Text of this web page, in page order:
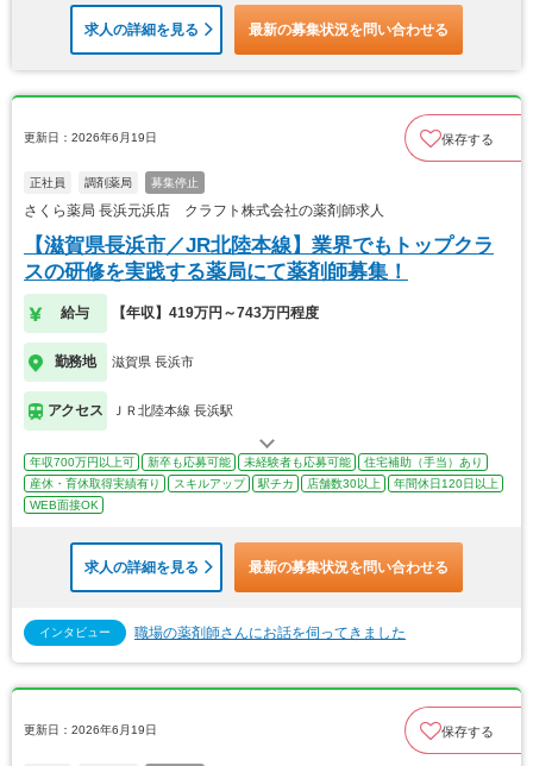
求人の詳細を見る 最新の募集状況を問い合わせる
更新日：2026年6月19日 保存する
正社員 調剤薬局 募集停止
さくら薬局 長浜元浜店 クラフト株式会社の薬剤師求人
【滋賀県長浜市／JR北陸本線】業界でもトップクラ
スの研修を実践する薬局にて薬剤師募集！
給与 【年収】419万円～743万円程度
勤務地 滋賀県 長浜市
アクセス ＪＲ北陸本線 長浜駅
年収700万円以上可 新卒も応募可能 未経験者も応募可能
住宅補助（手当）あり
産休・育休取得実績有り
スキルアップ 駅チカ 店舗数30以上
年間休日120日以上
WEB面接OK
求人の詳細を見る 最新の募集状況を問い合わせる
インタビュー 職場の薬剤師さんにお話を伺ってきました
更新日：2026年6月19日 保存する